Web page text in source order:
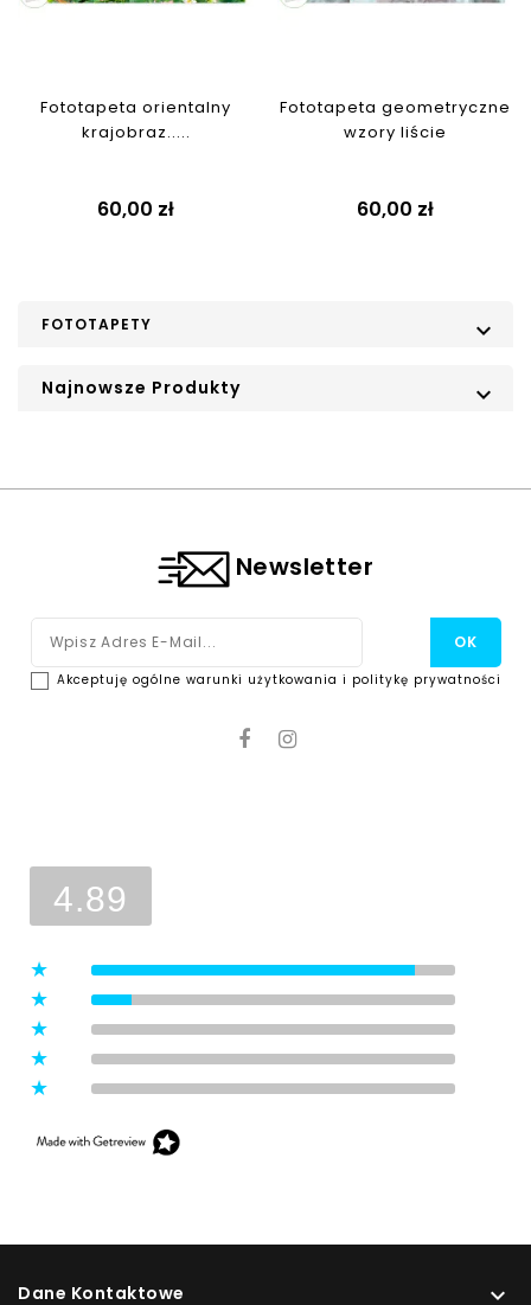
Fototapeta orientalny
krajobraz.....
Cena
60,00 zł
Fototapeta geometryczne
wzory liście
Cena
60,00 zł
FOTOTAPETY 
Najnowsze Produkty 
Newsletter
Akceptuję ogólne warunki użytkowania i politykę prywatności
4.89
Dane Kontaktowe 